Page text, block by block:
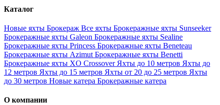
Каталог
Новые яхты Брокераж Все яхты Брокеражные яхты Sunseeker
Брокеражные яхты Galeon Брокеражные яхты Sealine
Брокеражные яхты Princess Брокеражные яхты Beneteau
Брокеражные яхты Azimut Брокеражные яхты Benetti
Брокеражные яхты XO Crossover Яхты до 10 метров Яхты до
12 метров Яхты до 15 метров Яхты от 20 до 25 метров Яхты
до 30 метров Новые катера Брокеражные катера
О компании